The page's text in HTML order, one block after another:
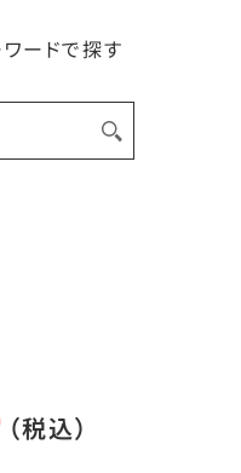
ードで探す
（税込）